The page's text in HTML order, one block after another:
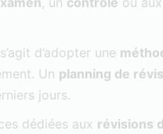
d’adopter une
Un planning de
jours.
dédiées aux révisions